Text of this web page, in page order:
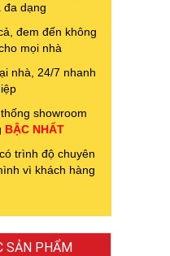
đa dạng
đem đến không
mọi nhà
nhà, 24/7 nhanh
showroom
BẬC NHẤT
trình độ chuyên
vì khách hàng
SẢN PHẨM